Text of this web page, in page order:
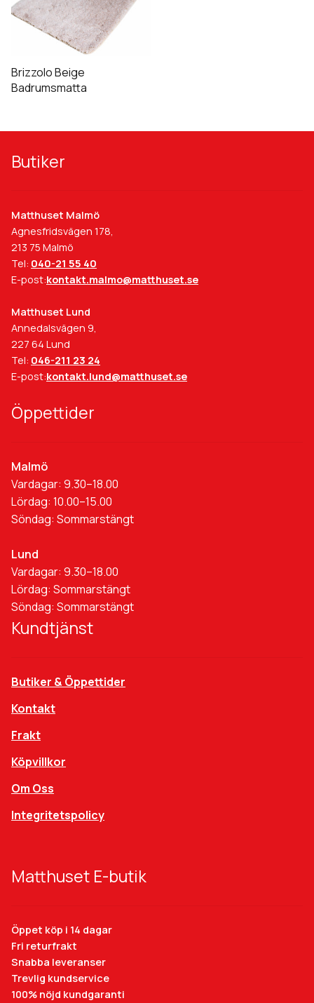
produktsidan
Brizzolo Beige
Badrumsmatta
har
De
olika
på
Butiker
Matthuset Malmö
Agnesfridsvägen 178,
213 75 Malmö
Tel: 040-21 55 40
E-post:kontakt.malmo@matthuset.se
Matthuset Lund
Annedalsvägen 9,
227 64 Lund
Tel: 046-211 23 24
E-post:kontakt.lund@matthuset.se
Öppettider
Malmö
Vardagar: 9.30–18.00
Lördag: 10.00–15.00
Söndag: Sommarstängt
Lund
Vardagar: 9.30–18.00
Lördag: Sommarstängt
Söndag: Sommarstängt
Kundtjänst
Butiker & Öppettider
Kontakt
Frakt
Köpvillkor
Om Oss
Integritetspolicy
Matthuset E-butik
Öppet köp i 14 dagar
Fri returfrakt
Snabba leveranser
Trevlig kundservice
100% nöjd kundgaranti